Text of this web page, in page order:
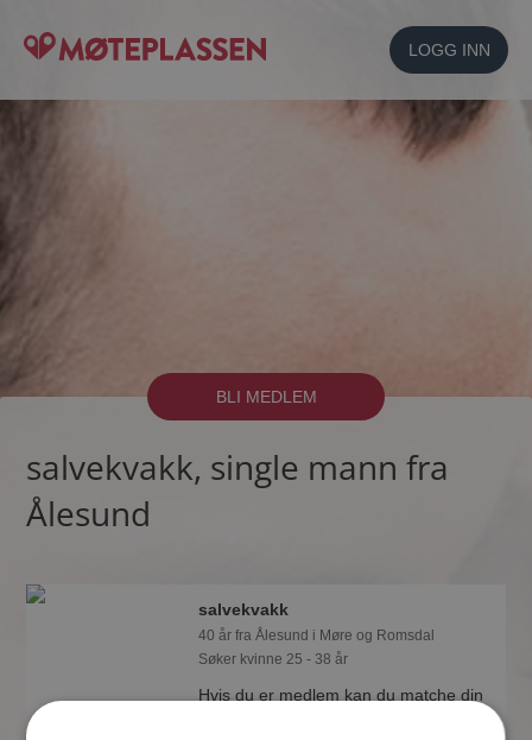
LOGG INN
BLI MEDLEM
salvekvakk, single mann fra
Ålesund
salvekvakk
40 år fra Ålesund i Møre og Romsdal
Søker kvinne 25 - 38 år
Hvis du er medlem kan du matche din